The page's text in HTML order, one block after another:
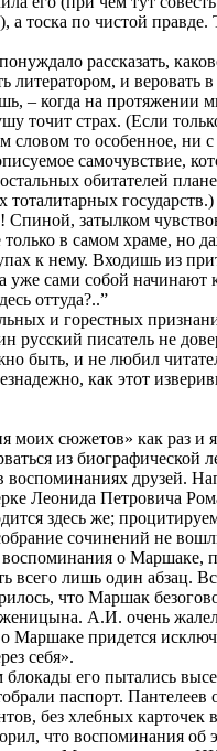
а тоска по чистой правде.
рассказать,
литератором, и веровать
– когда на протяжении
точит страх. (Если
словом то особенное, ни
самочувствие,
обитателей
тоталитарных государств.)
затылком
только в самом храме, но
к нему. Входишь из
уже сами собой начинают
оттуда?..”
и горестных
русский писатель не
быть, и не любил
как этот
моих сюжетов» как раз и
из биографической
воспоминаниях друзей.
Леонида Петровича
здесь же;
сочинений не
воспоминания о Маршаке,
всего лишь один абзац.
что Маршак
А.И. очень
Маршаке придется
себя».
блокады его пытались
паспорт. Пантелеев
без хлебных карточек
что воспоминания об